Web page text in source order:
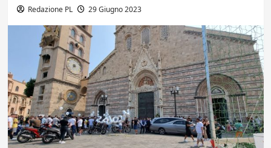
Redazione PL 29 Giugno 2023